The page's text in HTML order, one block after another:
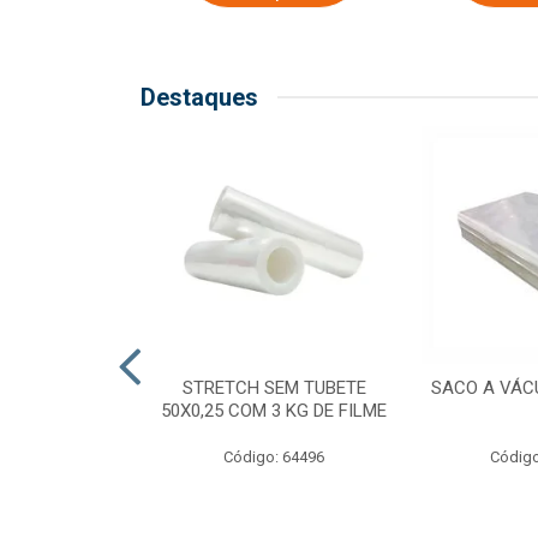
Destaques
STRETCH SEM TUBETE
50X0,25 COM 3 KG DE FILME
Código: 64496
SACO A